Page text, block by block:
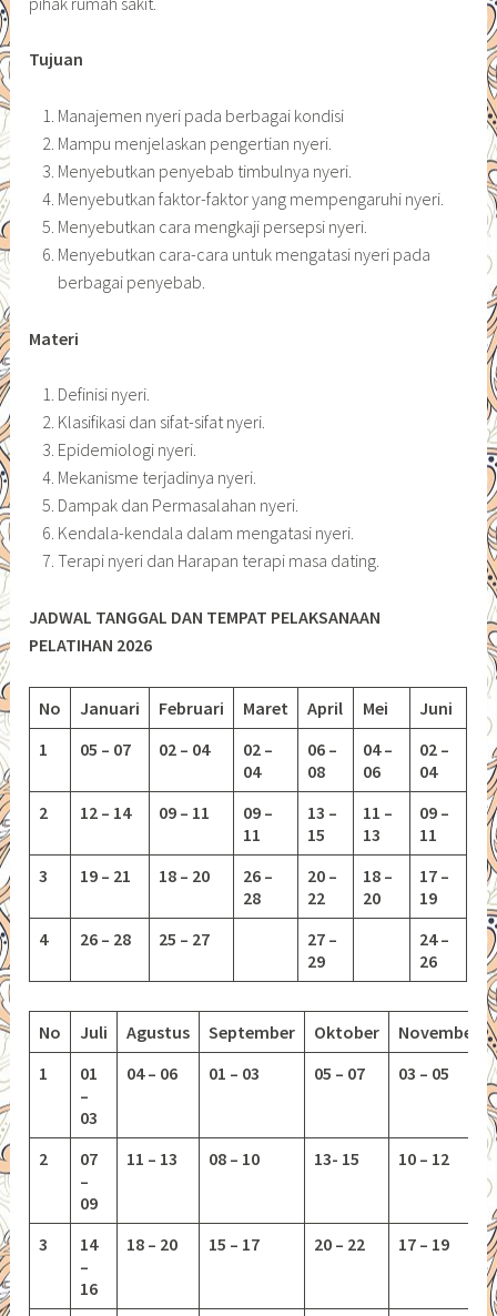
Tujuan
Manajemen nyeri pada berbagai kondisi
Mampu menjelaskan pengertian nyeri.
Menyebutkan penyebab timbulnya nyeri.
Menyebutkan faktor-faktor yang mempengaruhi nyeri.
Menyebutkan cara mengkaji persepsi nyeri.
Menyebutkan cara-cara untuk mengatasi nyeri pada
berbagai penyebab.
Materi
Definisi nyeri.
Klasifikasi dan sifat-sifat nyeri.
Epidemiologi nyeri.
Mekanisme terjadinya nyeri.
Dampak dan Permasalahan nyeri.
Kendala-kendala dalam mengatasi nyeri.
Terapi nyeri dan Harapan terapi masa dating.
JADWAL TANGGAL DAN TEMPAT PELAKSANAAN
PELATIHAN 2026
No Januari Februari Maret April Mei
Juni
1
05 – 07 02 – 04
02 –
04
06 –
08
04 –
06
02 –
04
2
12 – 14 09 – 11
09 –
11
13 –
15
11 –
13
09 –
11
3
19 – 21 18 – 20
26 –
28
20 –
22
18 –
20
17 –
19
4
26 – 28 25 – 27
27 –
29
24 –
26
No Juli Agustus September Oktober
November
1
01
–
03
04 – 06 01 – 03 05 – 07 03 – 05
2
07
–
09
11 – 13 08 – 10 13- 15 10 – 12
3
14
–
16
18 – 20 15 – 17 20 – 22 17 – 19